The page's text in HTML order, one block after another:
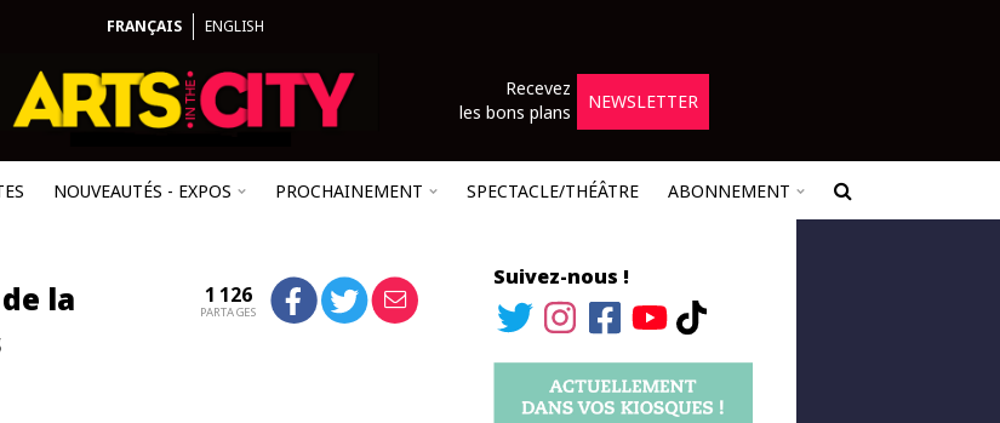
FRANÇAIS ENGLISH
Recevez
les bons plans
NEWSLETTER
NOUVEAUTÉS - EXPOS PROCHAINEMENT SPECTACLE/THÉÂTRE ABONNEMENT
la
1 126
PARTAGES
Suivez-nous !